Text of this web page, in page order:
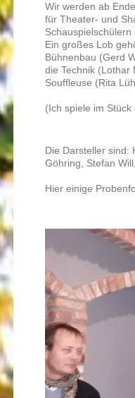
Wir werden ab
für Theater- und
Ein großes Lob
Bühnenbau (Gerd
die Technik (Lothar
Souffleuse (Rita
(Ich spiele im
Die Darsteller sind:
Göhring, Stefan
Hier einige